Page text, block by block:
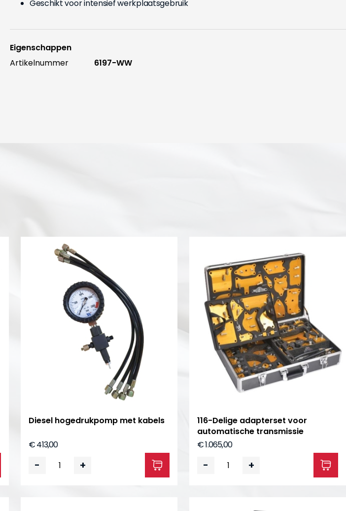
Geschikt voor intensief werkplaatsgebruik
Eigenschappen
Artikelnummer
6197-WW
Diesel hogedrukpomp met kabels
€ 413,00
- +
116-Delige adapterset voor
automatische transmissie
€ 1.065,00
- +